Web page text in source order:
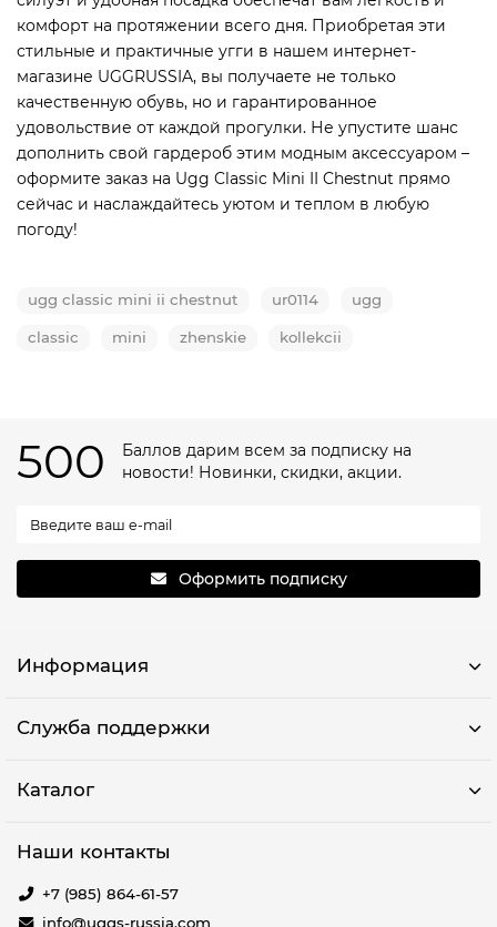
комфорт на протяжении всего дня. Приобретая эти
стильные и практичные угги в нашем интернет-
магазине UGGRUSSIA, вы получаете не только
качественную обувь, но и гарантированное
удовольствие от каждой прогулки. Не упустите шанс
дополнить свой гардероб этим модным аксессуаром –
оформите заказ на Ugg Classic Mini II Chestnut прямо
сейчас и наслаждайтесь уютом и теплом в любую
погоду!
ugg classic mini ii chestnut ur0114 ugg
classic mini zhenskie kollekcii
500
Баллов дарим всем за подписку на
новости! Новинки, скидки, акции.
Оформить подписку
Информация
Служба поддержки
Каталог
Наши контакты
+7 (985) 864-61-57
info@uggs-russia.com